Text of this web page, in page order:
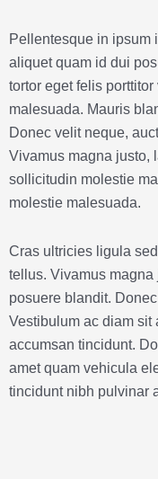
Pellentesque in ipsum
aliquet quam id dui
tortor eget felis
malesuada. Mauris
Donec velit neque,
Vivamus magna justo,
sollicitudin molestie
molestie malesuada.
Cras ultricies ligula
tellus. Vivamus
posuere blandit.
Vestibulum ac diam sit
accumsan tincidunt.
amet quam vehicula
tincidunt nibh pulvinar